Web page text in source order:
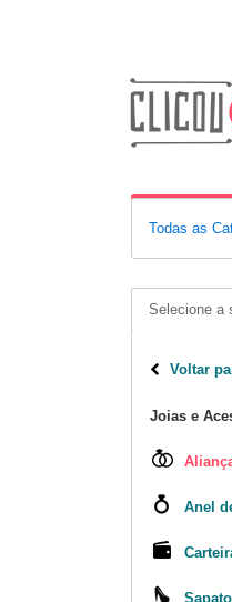
Todas as
Selecione a
Voltar
Joias e
Anel